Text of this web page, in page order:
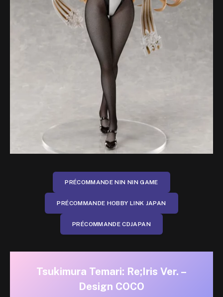
PRÉCOMMANDE NIN NIN GAME
PRÉCOMMANDE HOBBY LINK JAPAN
PRÉCOMMANDE CDJAPAN
Tsukimura Temari: Re;Iris Ver. –
Design COCO